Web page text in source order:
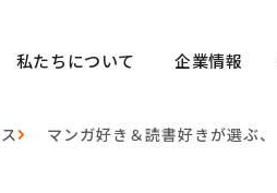
私たちについて 企業情報
マンガ好き＆読書好きが選ぶ